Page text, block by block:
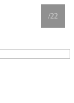
/22